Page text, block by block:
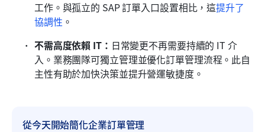
工作。與孤立的 SAP 訂單入口設置相比，這提升了
協調性 。
不需高度依賴 IT： 日常變更不再需要持續的 IT 介
入。業務團隊可獨立管理並優化訂單管理流程。此自
主性有助於加快決策並提升營運敏捷度。
從今天開始簡化企業訂單管理